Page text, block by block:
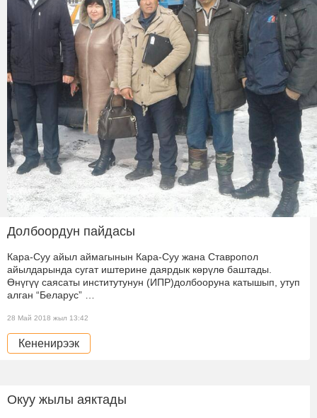
Долбоордун пайдасы
Кара-Суу айыл аймагынын Кара-Суу жана Ставропол
айылдарында сугат иштерине даярдык көрүлө баштады.
Өнүгүү саясаты институтунун (ИПР)долбооруна катышып, утуп
алган “Беларус” …
28 Май 2018 жыл 13:42
Кененирээк
Окуу жылы аяктады